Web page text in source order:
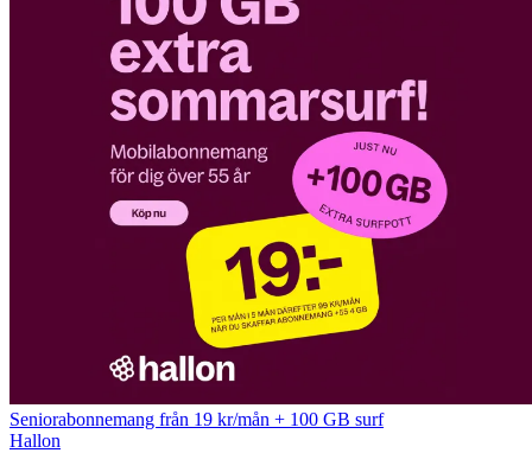
Seniorabonnemang från 19 kr/mån + 100 GB surf
Hallon